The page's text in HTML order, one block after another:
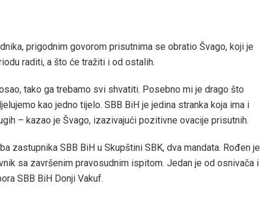
prigodnim govorom prisutnima se obratio Švago, koji je
raditi, a što će tražiti i od ostalih.
tako ga trebamo svi shvatiti. Posebno mi je drago što
kao jedno tijelo. SBB BiH je jedina stranka koja ima i
– kazao je Švago, izazivajući pozitivne ovacije prisutnih.
zastupnika SBB BiH u Skupštini SBK, dva mandata. Rođen je
sa završenim pravosudnim ispitom. Jedan je od osnivača i
SBB BiH Donji Vakuf.